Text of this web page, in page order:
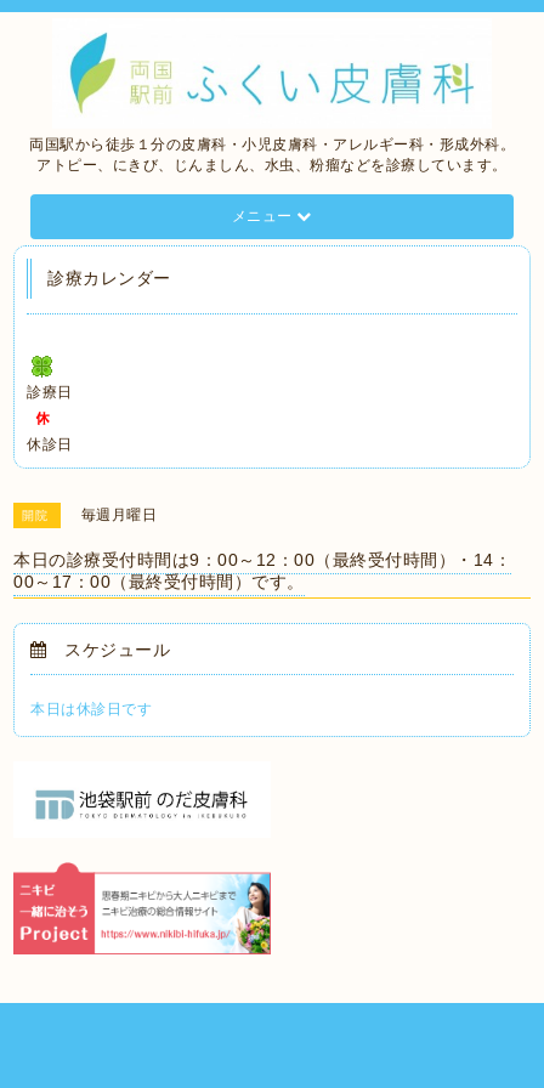
両国駅から徒歩１分の皮膚科・小児皮膚科・アレルギー科・形成外科。
アトピー、にきび、じんましん、水虫、粉瘤などを診療しています。
メニュー
診療カレンダー
診療日
休診日
開院 毎週月曜日
本日の診療受付時間は9：00～12：00（最終受付時間）・14：
00～17：00（最終受付時間）です。
スケジュール
本日は休診日です